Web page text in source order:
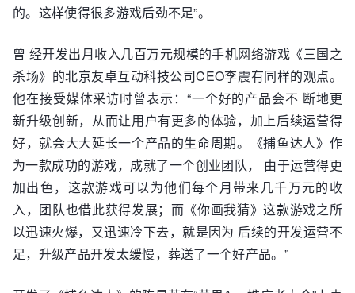
的。这样使得很多游戏后劲不足”。
曾 经开发出月收入几百万元规模的手机网络游戏《三国之
杀场》的北京友卓互动科技公司CEO李震有同样的观点。
他在接受媒体采访时曾表示：“一个好的产品会不 断地更
新升级创新，从而让用户有更多的体验，加上后续运营得
好，就会大大延长一个产品的生命周期。《捕鱼达人》作
为一款成功的游戏，成就了一个创业团队， 由于运营得更
加出色，这款游戏可以为他们每个月带来几千万元的收
入，团队也借此获得发展；而《你画我猜》这款游戏之所
以迅速火爆，又迅速冷下去，就是因为 后续的开发运营不
足，升级产品开发太缓慢，葬送了一个好产品。”